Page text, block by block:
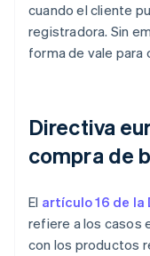
cuando el cliente
registradora. Sin
forma de vale para
Directiva
compra de
El artículo 16 de
refiere a los casos
con los productos